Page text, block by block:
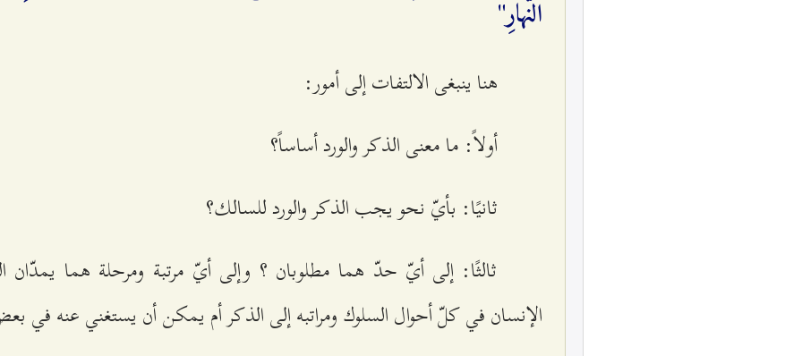
النَّهارِ"
هنا ینبغی الالتفات إلى أمور:
أولاً: ما معنى الذكر والورد أساساً؟
ثانيًا: بأيّ نحو يجب الذكر والورد للسالك؟
ثالثًا: إلى أيّ حدّ هما مطلوبان ؟ وإلى أيّ مرتبة ومرحلة هما
الإنسان في كلّ أحوال السلوك ومراتبه إلى الذكر أم يمكن أن يستغني عنه في